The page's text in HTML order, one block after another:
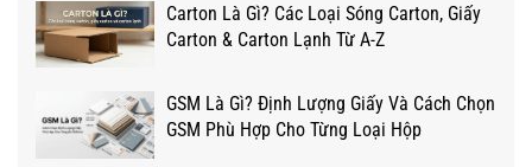
Carton Là Gì? Các Loại Sóng Carton, Giấy
Carton & Carton Lạnh Từ A-Z
GSM Là Gì? Định Lượng Giấy Và Cách Chọn
GSM Phù Hợp Cho Từng Loại Hộp